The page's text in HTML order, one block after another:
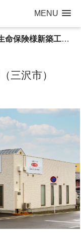
MENU
限会社 坂本興業 】
メラまで
険様新築工事（三沢市）
三沢市）